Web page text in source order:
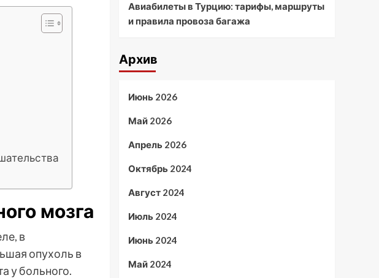
мозга
в
опухоль в
у больного.
Авиабилеты в Турцию: тарифы, маршруты
и правила провоза багажа
Архив
Июнь 2026
Май 2026
Апрель 2026
Октябрь 2024
Август 2024
Июль 2024
Июнь 2024
Май 2024